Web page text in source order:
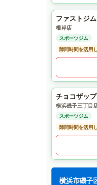
ファストジ
根岸店
スポーツジム
隙間時間を活用
チョコザッ
横浜磯子三丁目
スポーツジム
隙間時間を活用
横浜市磯子